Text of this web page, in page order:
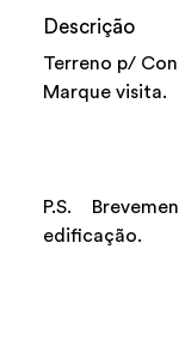
Descrição
Terreno p/
Marque visita.
P.S.
edificação.